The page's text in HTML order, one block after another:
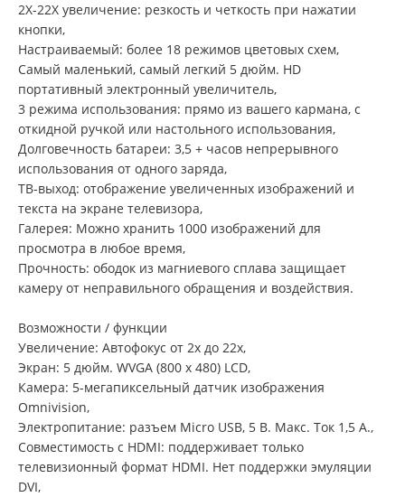
2X-22X увеличение: резкость и четкость при нажатии
кнопки,
Настраиваемый: более 18 режимов цветовых схем,
Самый маленький, самый легкий 5 дюйм. HD
портативный электронный увеличитель,
3 режима использования: прямо из вашего кармана, с
откидной ручкой или настольного использования,
Долговечность батареи: 3,5 + часов непрерывного
использования от одного заряда,
ТВ-выход: отображение увеличенных изображений и
текста на экране телевизора,
Галерея: Можно хранить 1000 изображений для
просмотра в любое время,
Прочность: ободок из магниевого сплава защищает
камеру от неправильного обращения и воздействия.
Возможности / функции
Увеличение: Автофокус от 2x до 22x,
Экран: 5 дюйм. WVGA (800 x 480) LCD,
Камера: 5-мегапиксельный датчик изображения
Omnivision,
Электропитание: разъем Micro USB, 5 В. Макс. Ток 1,5 А.,
Совместимость с HDMI: поддерживает только
телевизионный формат HDMI. Нет поддержки эмуляции
DVI,